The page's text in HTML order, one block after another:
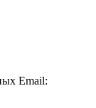
Email: